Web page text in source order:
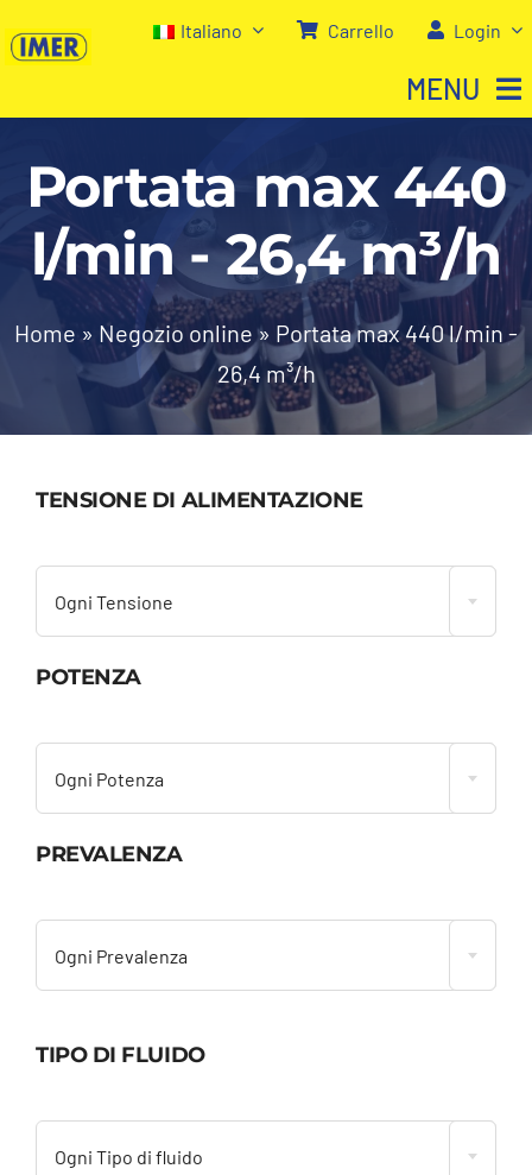
al
Italiano Carrello Login
MENU
Home
Negozio
Chi siamo
I nostri servizi
Portata max 440
l/min - 26,4 m³/h
Home » Negozio online » Portata max 440 l/min -
26,4 m³/h
TENSIONE DI ALIMENTAZIONE
Ogni Tensione
POTENZA
Ogni Potenza
PREVALENZA
Ogni Prevalenza
TIPO DI FLUIDO
Ogni Tipo di fluido